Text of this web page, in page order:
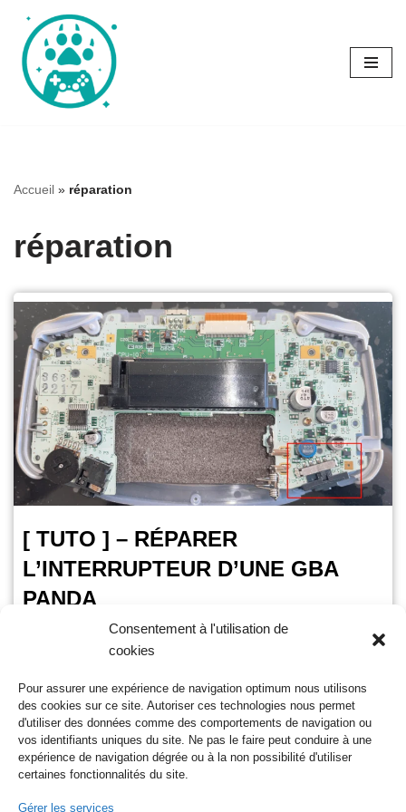
Consentement à l'utilisation de
cookies
Pour assurer une expérience de navigation optimum nous utilisons
des cookies sur ce site. Autoriser ces technologies nous permet
d'utiliser des données comme des comportements de navigation ou
vos identifiants uniques du site. Ne pas le faire peut conduire à une
expérience de navigation dégrée ou à la non possibilité d'utiliser
certaines fonctionnalités du site.
Gérer les services
Aller
au
contenu
Accueil » réparation
réparation
[ TUTO ] – RÉPARER
L’INTERRUPTEUR D’UNE GBA
PANDA
OursGamer 14 janvier 2023
Avant propos Ah les joies du rétro-gaming, on sort notre
console du grenier et là une tonne de souvenir nous
reviennent en tête. Impatient on… Lire la suite »